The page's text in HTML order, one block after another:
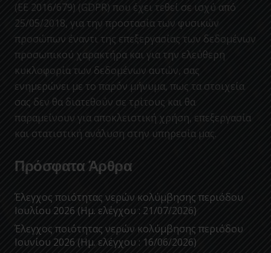
(ΕΕ 2016/679) (GDPR) που έχει τεθεί σε ισχύ από
25/05/2018, για την προστασία των φυσικών
προσώπων έναντι της επεξεργασίας των δεδομένων
προσωπικού χαρακτήρα και για την ελεύθερη
κυκλοφορία των δεδομένων αυτών, σας
ενημερώνει με το παρόν μήνυμα, πως τα στοιχεία
σας δεν θα διατεθούν σε τρίτους και θα
παραμείνουν για αποκλειστική χρήση, επεξεργασία
και στατιστική ανάλυση στην υπηρεσία μας.
Πρόσφατα Άρθρα
Έλεγχος ποιότητας νερών κολύμβησης περιόδου
Ιουλίου 2026 (Ημ. ελέγχου : 21/07/2026)
Έλεγχος ποιότητας νερών κολύμβησης περιόδου
Ιουνίου 2026 (Ημ. ελέγχου : 16/06/2026)